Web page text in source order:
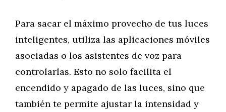
Para sacar el máximo provecho de tus luces
inteligentes, utiliza las aplicaciones móviles
asociadas o los asistentes de voz para
controlarlas. Esto no solo facilita el
encendido y apagado de las luces, sino que
también te permite ajustar la intensidad y